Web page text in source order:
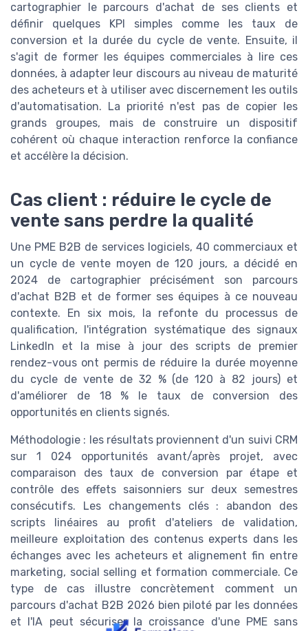
cartographier le parcours d'achat de ses clients et
définir quelques KPI simples comme les taux de
conversion et la durée du cycle de vente. Ensuite, il
s'agit de former les équipes commerciales à lire ces
données, à adapter leur discours au niveau de maturité
des acheteurs et à utiliser avec discernement les outils
d'automatisation. La priorité n'est pas de copier les
grands groupes, mais de construire un dispositif
cohérent où chaque interaction renforce la confiance
et accélère la décision.
Cas client : réduire le cycle de
vente sans perdre la qualité
Une PME B2B de services logiciels, 40 commerciaux et
un cycle de vente moyen de 120 jours, a décidé en
2024 de cartographier précisément son parcours
d'achat B2B et de former ses équipes à ce nouveau
contexte. En six mois, la refonte du processus de
qualification, l'intégration systématique des signaux
LinkedIn et la mise à jour des scripts de premier
rendez-vous ont permis de réduire la durée moyenne
du cycle de vente de 32 % (de 120 à 82 jours) et
d'améliorer de 18 % le taux de conversion des
opportunités en clients signés.
Méthodologie : les résultats proviennent d'un suivi CRM
sur 1 024 opportunités avant/après projet, avec
comparaison des taux de conversion par étape et
contrôle des effets saisonniers sur deux semestres
consécutifs. Les changements clés : abandon des
scripts linéaires au profit d'ateliers de validation,
meilleure exploitation des contenus experts dans les
échanges avec les acheteurs et alignement fin entre
marketing, social selling et formation commerciale. Ce
type de cas illustre concrètement comment un
parcours d'achat B2B 2026 bien piloté par les données
et l'IA peut sécuriser la croissance d'une PME sans